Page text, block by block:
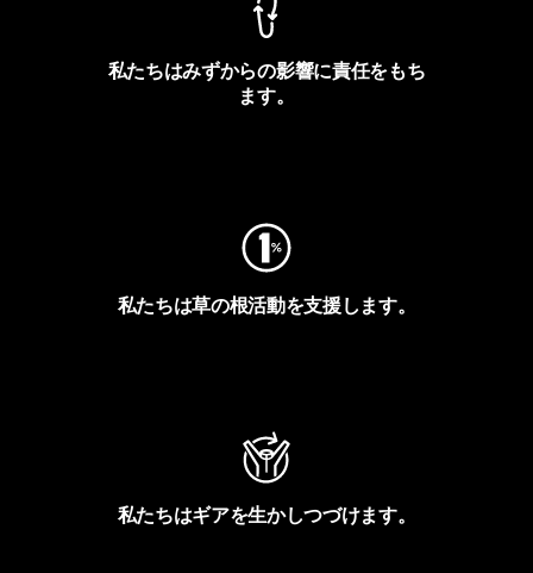
私たちはみずからの影響に責任をもち
ます。
私たちは草の根活動を支援します。
私たちはギアを生かしつづけます。